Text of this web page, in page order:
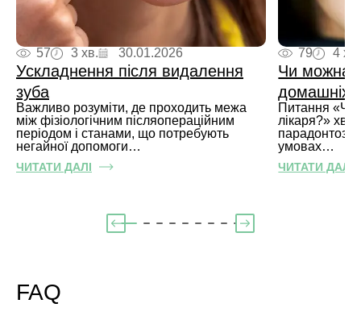
57 3 хв. 30.01.2026
Ускладнення після видалення
зуба
Важливо розуміти, де проходить межа
між фізіологічним післяопераційним
періодом і станами, що потребують
негайної допомоги…
ЧИТАТИ ДАЛІ
79 4 хв.
Чи можна
домашніх
Питання «Чи
лікаря?»
парадонтоз.
умовах…
ЧИТАТИ ДАЛІ
FAQ